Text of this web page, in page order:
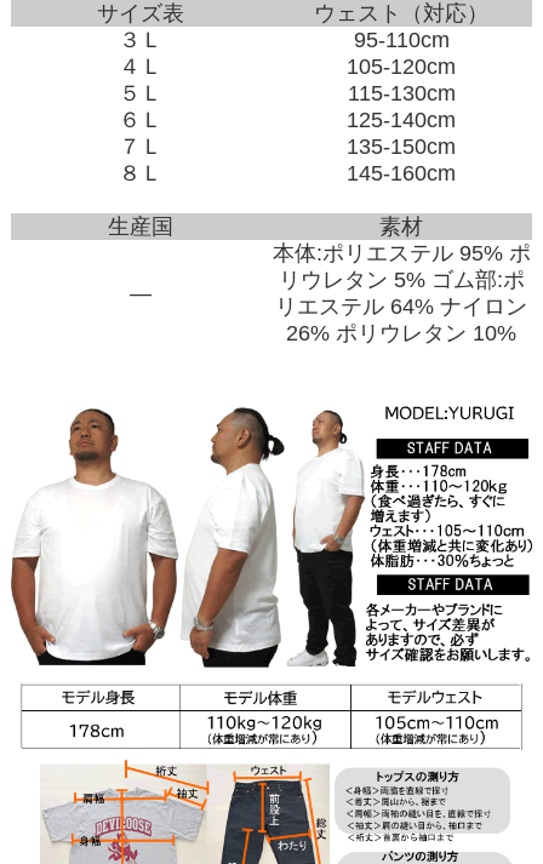
サイズ表
ウェスト（対応）
３Ｌ
95-110cm
４Ｌ
105-120cm
５Ｌ
115-130cm
６Ｌ
125-140cm
７Ｌ
135-150cm
８Ｌ
145-160cm
生産国 素材
―
本体:ポリエステル 95% ポ
リウレタン 5% ゴム部:ポ
リエステル 64% ナイロン
26% ポリウレタン 10%